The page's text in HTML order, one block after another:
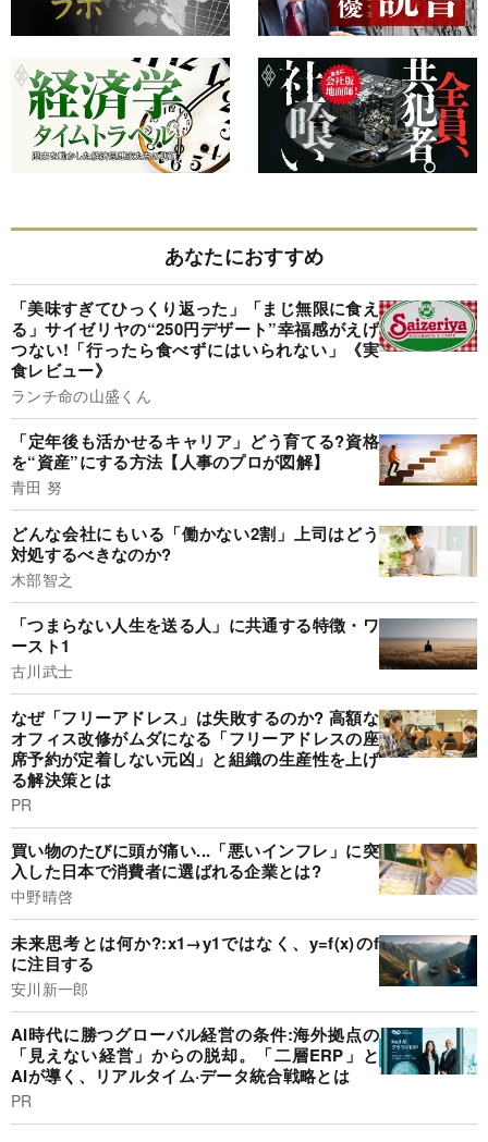
あなたにおすすめ
「美味すぎてひっくり返った」「まじ無限に食え
る」サイゼリヤの“250円デザート”幸福感がえげ
つない!「行ったら食べずにはいられない」《実
食レビュー》
ランチ命の山盛くん
「定年後も活かせるキャリア」どう育てる?資格
を“資産”にする方法【人事のプロが図解】
青田 努
どんな会社にもいる「働かない2割」上司はどう
対処するべきなのか?
木部智之
「つまらない人生を送る人」に共通する特徴・ワ
ースト1
古川武士
なぜ「フリーアドレス」は失敗するのか? 高額な
オフィス改修がムダになる「フリーアドレスの座
席予約が定着しない元凶」と組織の生産性を上げ
る解決策とは
PR
買い物のたびに頭が痛い...「悪いインフレ」に突
入した日本で消費者に選ばれる企業とは?
中野晴啓
未来思考とは何か?:x1→y1ではなく、y=f(x)のf
に注目する
安川新一郎
AI時代に勝つグローバル経営の条件:海外拠点の
「見えない経営」からの脱却。「二層ERP」と
AIが導く、リアルタイム·データ統合戦略とは
PR